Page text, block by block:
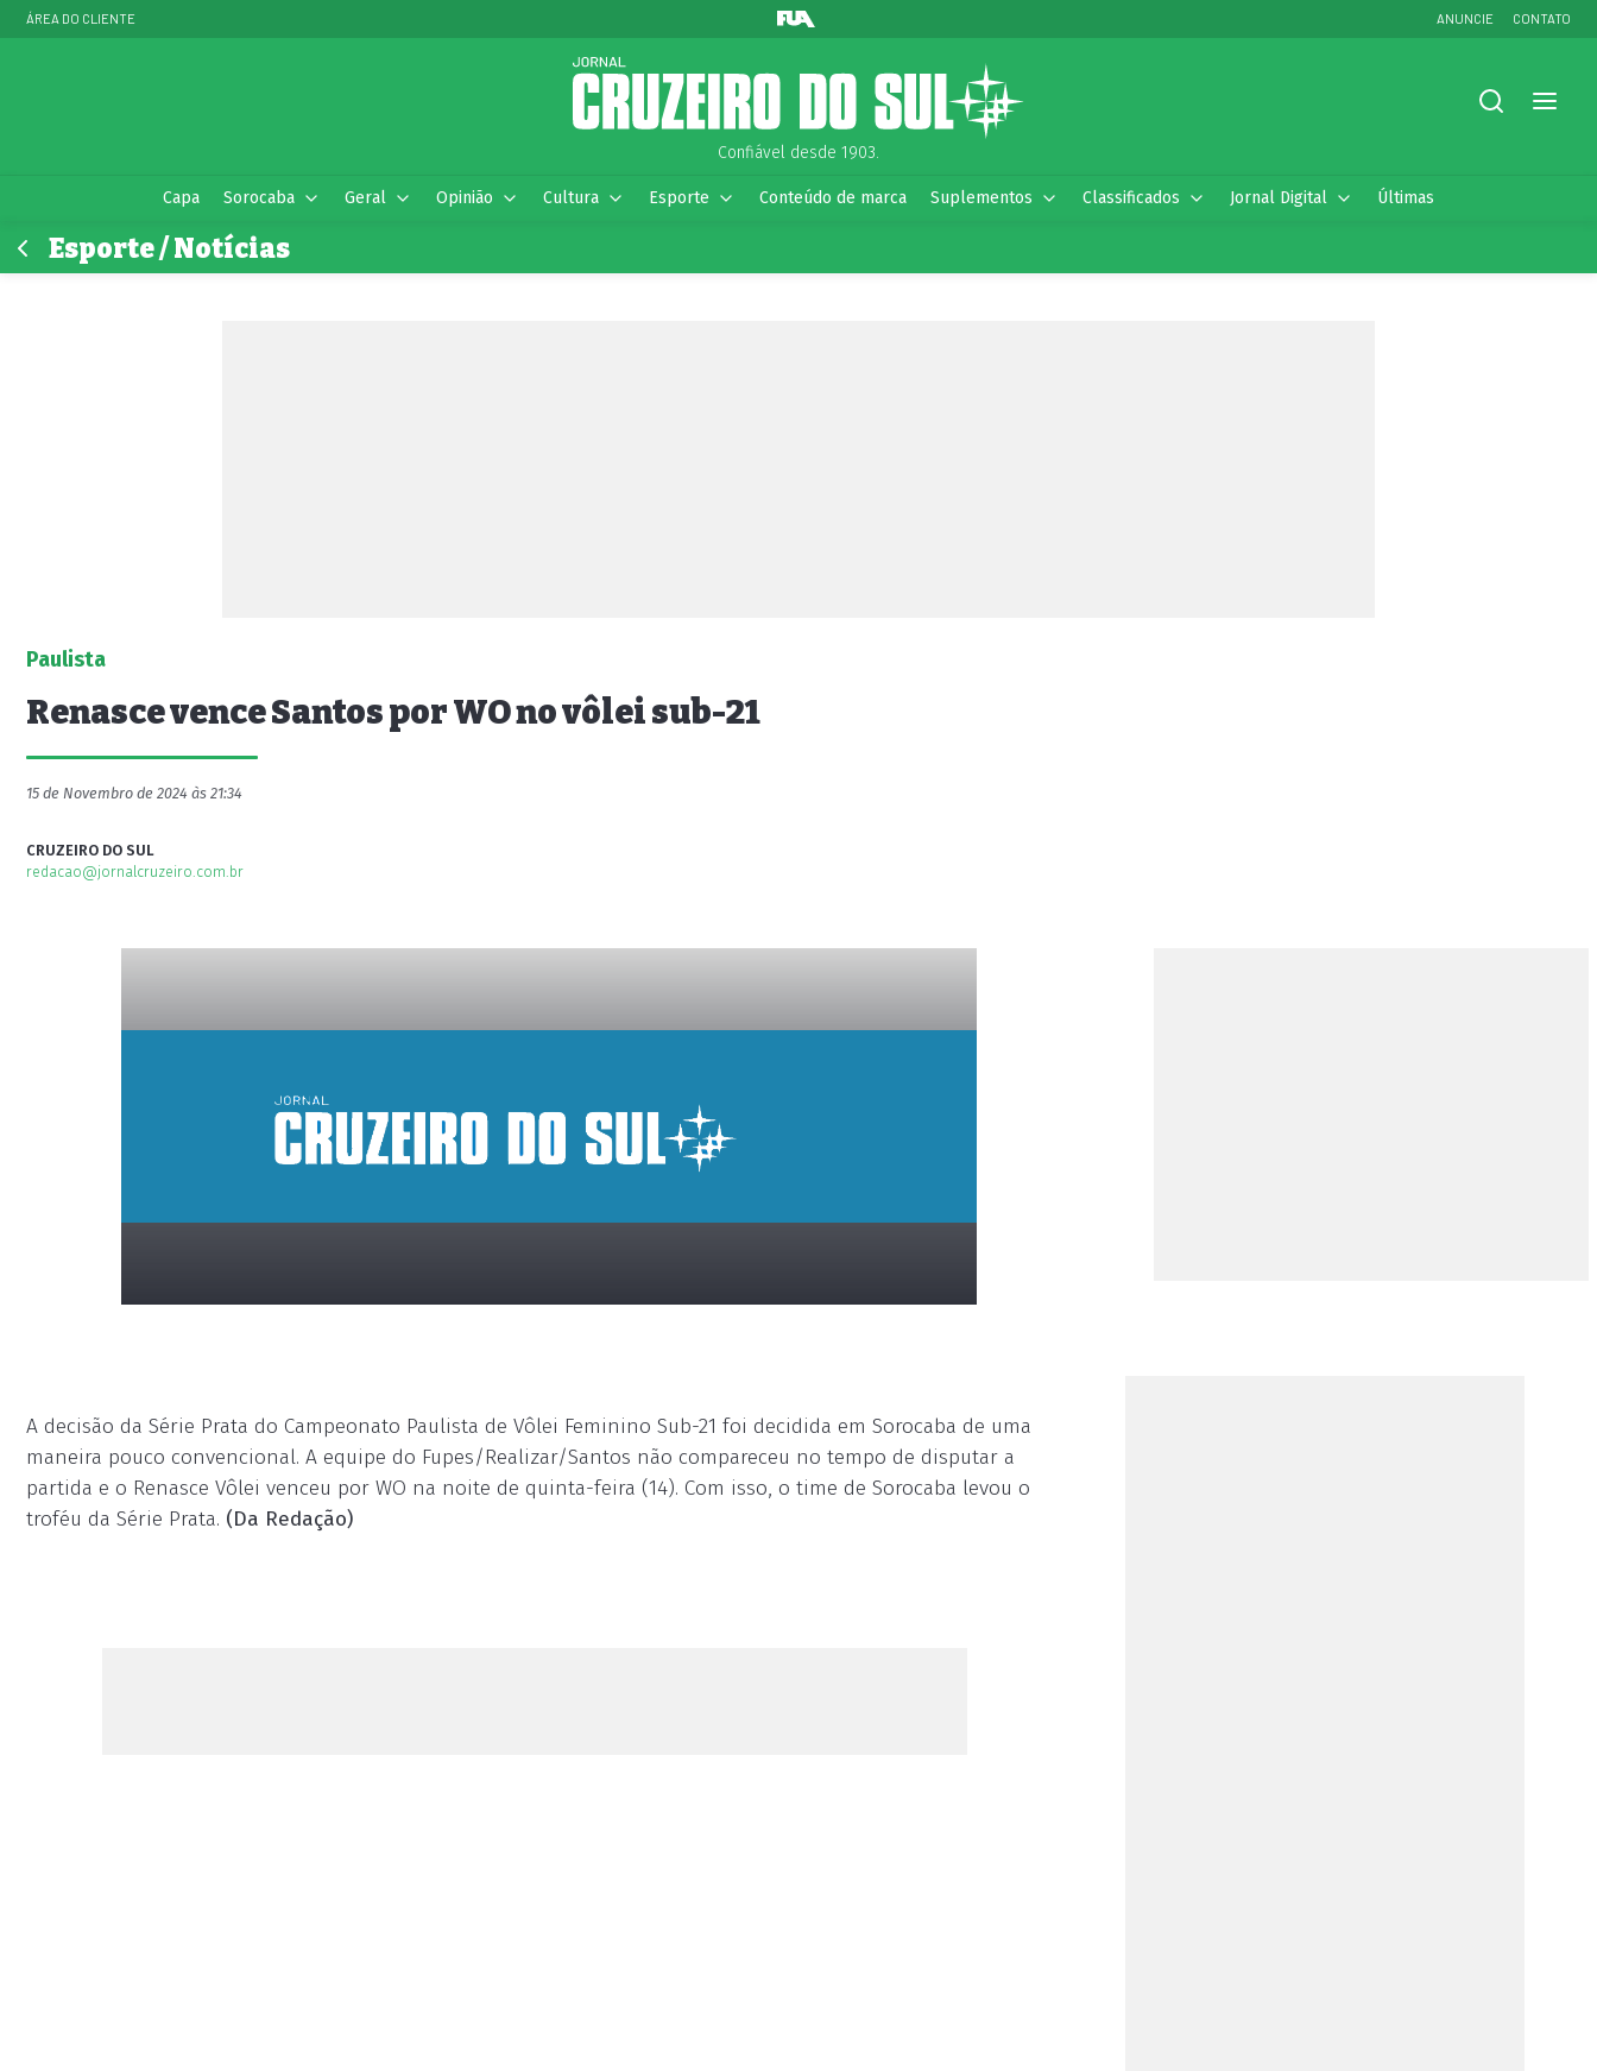
ÁREA DO CLIENTE ANUNCIE CONTATO
Confiável desde 1903.
Capa Sorocaba Geral Opinião Cultura Esporte Conteúdo de marca Suplementos Classificados Jornal Digital Últimas
Esporte / Notícias
Paulista
Renasce vence Santos por WO no vôlei sub-21
15 de Novembro de 2024 às 21:34
CRUZEIRO DO SUL
redacao@jornalcruzeiro.com.br
placeholder
A decisão da Série Prata do Campeonato Paulista de Vôlei Feminino Sub-21 foi decidida em Sorocaba de uma
maneira pouco convencional. A equipe do Fupes/Realizar/Santos não compareceu no tempo de disputar a
partida e o Renasce Vôlei venceu por WO na noite de quinta-feira (14). Com isso, o time de Sorocaba levou o
troféu da Série Prata. (Da Redação)